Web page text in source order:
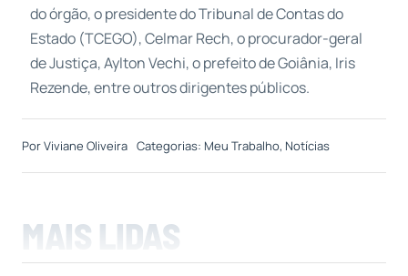
do órgão, o presidente do Tribunal de Contas do
Estado (TCEGO), Celmar Rech, o procurador-geral
de Justiça, Aylton Vechi, o prefeito de Goiânia, Iris
Rezende, entre outros dirigentes públicos.
PorViviane Oliveira Categorias: Meu Trabalho, Notícias
MAIS LIDAS